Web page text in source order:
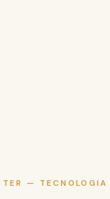
— TECNOLOGIA